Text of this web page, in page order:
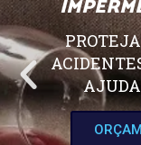
AJUDA